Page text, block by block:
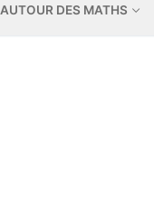
AUTOUR DES MATHS